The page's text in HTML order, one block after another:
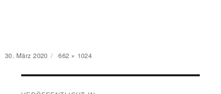
Veröffentlicht
30. März 2020 Originalgröße
662 × 1024